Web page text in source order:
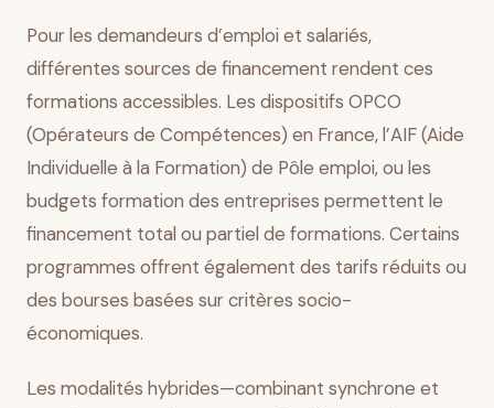
Pour les demandeurs d’emploi et salariés,
différentes sources de financement rendent ces
formations accessibles. Les dispositifs OPCO
(Opérateurs de Compétences) en France, l’AIF (Aide
Individuelle à la Formation) de Pôle emploi, ou les
budgets formation des entreprises permettent le
financement total ou partiel de formations. Certains
programmes offrent également des tarifs réduits ou
des bourses basées sur critères socio-
économiques.
Les modalités hybrides—combinant synchrone et